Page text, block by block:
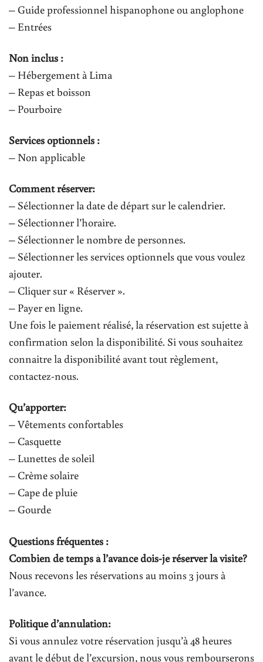
– Guide professionnel hispanophone ou anglophone
– Entrées
Non inclus :
– Hébergement à Lima
– Repas et boisson
– Pourboire
Services optionnels :
– Non applicable
Comment réserver:
– Sélectionner la date de départ sur le calendrier.
– Sélectionner l’horaire.
– Sélectionner le nombre de personnes.
– Sélectionner les services optionnels que vous voulez
ajouter.
– Cliquer sur « Réserver ».
– Payer en ligne.
Une fois le paiement réalisé, la réservation est sujette à
confirmation selon la disponibilité. Si vous souhaitez
connaitre la disponibilité avant tout règlement,
contactez-nous.
Qu’apporter:
– Vêtements confortables
– Casquette
– Lunettes de soleil
– Crème solaire
– Cape de pluie
– Gourde
Questions fréquentes :
Combien de temps à l’avance dois-je réserver la visite?
Nous recevons les réservations au moins 3 jours à
l’avance.
Politique d’annulation:
Si vous annulez votre réservation jusqu’à 48 heures
avant le début de l’excursion, nous vous rembourserons